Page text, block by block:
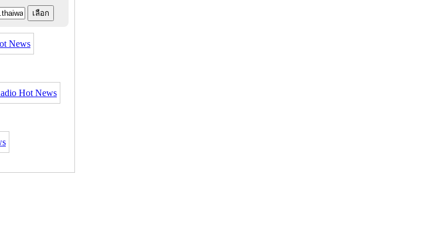
News
Hot News